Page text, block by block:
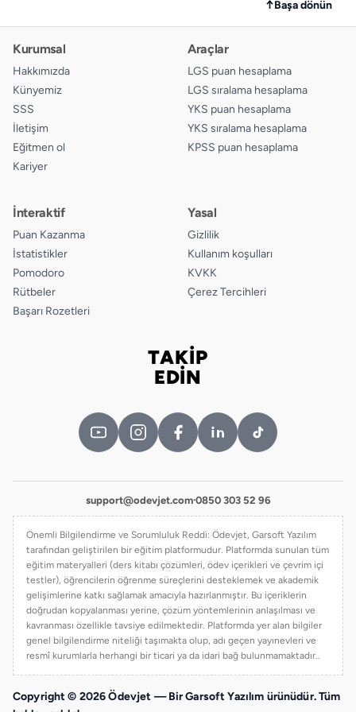
↑Başa dönün
Kurumsal
Hakkımızda
Künyemiz
SSS
İletişim
Eğitmen ol
Kariyer
Araçlar
LGS puan hesaplama
LGS sıralama hesaplama
YKS puan hesaplama
YKS sıralama hesaplama
KPSS puan hesaplama
İnteraktif
Puan Kazanma
İstatistikler
Pomodoro
Rütbeler
Başarı Rozetleri
Yasal
Gizlilik
Kullanım koşulları
KVKK
Çerez Tercihleri
TAKİP
EDİN
support@odevjet.com·0850 303 52 96
Önemli Bilgilendirme ve Sorumluluk Reddi: Ödevjet, Garsoft Yazılım
tarafından geliştirilen bir eğitim platformudur. Platformda sunulan tüm
eğitim materyalleri (ders kitabı çözümleri, ödev içerikleri ve çevrim içi
testler), öğrencilerin öğrenme süreçlerini desteklemek ve akademik
gelişimlerine katkı sağlamak amacıyla hazırlanmıştır. Bu içeriklerin
doğrudan kopyalanması yerine, çözüm yöntemlerinin anlaşılması ve
kavranması özellikle tavsiye edilmektedir. Platformda yer alan bilgiler
genel bilgilendirme niteliği taşımakta olup, adı geçen yayınevleri ve
resmî kurumlarla herhangi bir ticari ya da idari bağ bulunmamaktadır..
Copyright © 2026 Ödevjet — Bir Garsoft Yazılım ürünüdür. Tüm